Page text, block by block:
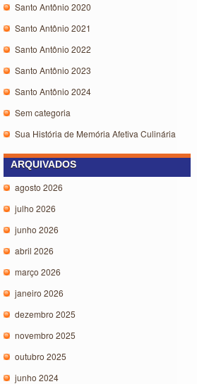
Santo Antônio 2020
Santo Antônio 2021
Santo Antônio 2022
Santo Antônio 2023
Santo Antônio 2024
Sem categoria
Sua História de Memória Afetiva Culinária
ARQUIVADOS
agosto 2026
julho 2026
junho 2026
abril 2026
março 2026
janeiro 2026
dezembro 2025
novembro 2025
outubro 2025
junho 2024